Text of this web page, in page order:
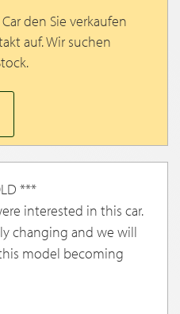
den Sie verkaufen
auf. Wir suchen
***
interested in this car.
changing and we will
model becoming